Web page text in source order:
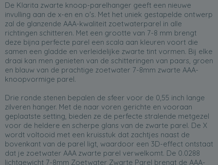
De Klarita zwarte knoop-parelhanger geeft een nieuwe
invulling aan de x-en en o's. Met het uniek gestapelde ontwerp
zal de glanzende AAA-kwaliteit zoetwaterparel in alle
richtingen schitteren. Met een grootte van 7-8 mm brengt
deze bijna perfecte parel een scala aan kleuren voort die
samen een gladde en verleidelijke zwarte tint vormen. Bij elke
draai kan men genieten van de schitteringen van paars, groen
en blauw van de prachtige zoetwater 7-8mm zwarte AAA-
knoopvormige parel.
Drie ronde stenen bepalen de sfeer voor de 0,55 inch lange
zilveren hanger. Met de naar voren gerichte en vooraan
geplaatste setting, bieden ze de perfecte stralende metgezel
voor de heldere en scherpe glans van de zwarte parel. De X
wordt voltooid met een kruisstuk dat zachtjes naast de
bovenkant van de parel ligt, waardoor een 3D-effect ontstaat
dat je zoetwater AAA zwarte parel verwelkomt. De 0.0288
lichtgewicht 7-8mm Zoetwater Zwarte Parel brengt de AAA-